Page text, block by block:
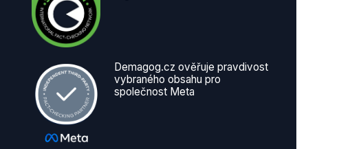
Demagog.cz ověřuje pravdivost
vybraného obsahu pro
společnost Meta